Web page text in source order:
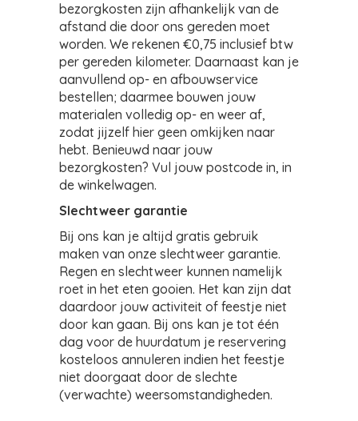
bezorgkosten zijn afhankelijk van de
afstand die door ons gereden moet
worden. We rekenen €0,75 inclusief btw
per gereden kilometer. Daarnaast kan je
aanvullend op- en afbouwservice
bestellen; daarmee bouwen jouw
materialen volledig op- en weer af,
zodat jijzelf hier geen omkijken naar
hebt. Benieuwd naar jouw
bezorgkosten? Vul jouw postcode in, in
de winkelwagen.
Slechtweer garantie
Bij ons kan je altijd gratis gebruik
maken van onze slechtweer garantie.
Regen en slechtweer kunnen namelijk
roet in het eten gooien. Het kan zijn dat
daardoor jouw activiteit of feestje niet
door kan gaan. Bij ons kan je tot één
dag voor de huurdatum je reservering
kosteloos annuleren indien het feestje
niet doorgaat door de slechte
(verwachte) weersomstandigheden.